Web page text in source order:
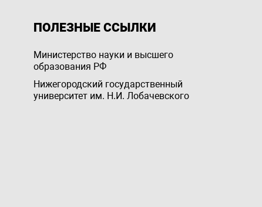
ПОЛЕЗНЫЕ ССЫЛКИ
Министерство науки и высшего
образования РФ
Нижегородский государственный
университет им. Н.И. Лобачевского